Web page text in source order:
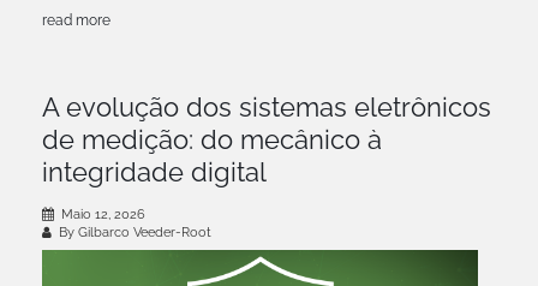
read more
A evolução dos sistemas eletrônicos
de medição: do mecânico à
integridade digital
Maio 12, 2026
By Gilbarco Veeder-Root